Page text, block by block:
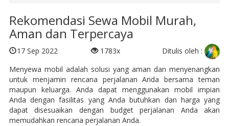
Rekomendasi Sewa Mobil Murah,
Aman dan Terpercaya
17 Sep 2022 1783x
Ditulis oleh :
Menyewa mobil adalah solusi yang aman dan menyenangkan
untuk menjamin rencana perjalanan Anda bersama teman
maupun keluarga. Anda dapat menggunakan mobil impian
Anda dengan fasilitas yang Anda butuhkan dan harga yang
dapat disesuaikan dengan budget perjalanan Anda akan
memudahkan rencana perjalanan Anda.